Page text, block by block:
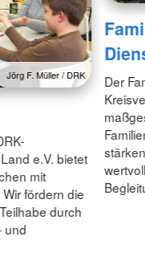
Jörg F. Müller / DRK
e.V. bietet
mit
fördern die
durch
und
Der